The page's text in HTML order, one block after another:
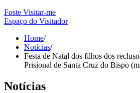
Foste Visitar-me
Espaço do Visitador
Home/
Notícias/
Festa de Natal dos filhos dos
Prisional de Santa Cruz do Bispo
Notícias